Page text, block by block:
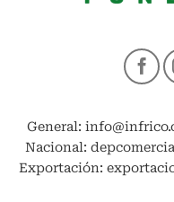
General:
Nacional:
Exportación: